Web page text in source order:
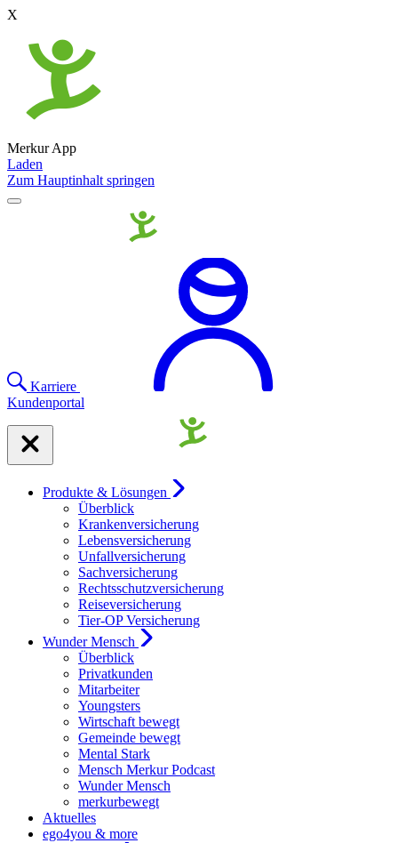
X
Merkur App
Laden
Zum Hauptinhalt springen
Karriere
Kundenportal
Produkte & Lösungen
Überblick
Krankenversicherung
Lebensversicherung
Unfallversicherung
Sachversicherung
Rechtsschutzversicherung
Reiseversicherung
Tier-OP Versicherung
Wunder Mensch
Überblick
Privatkunden
Mitarbeiter
Youngsters
Wirtschaft bewegt
Gemeinde bewegt
Mental Stark
Mensch Merkur Podcast
Wunder Mensch
merkurbewegt
Aktuelles
ego4you & more